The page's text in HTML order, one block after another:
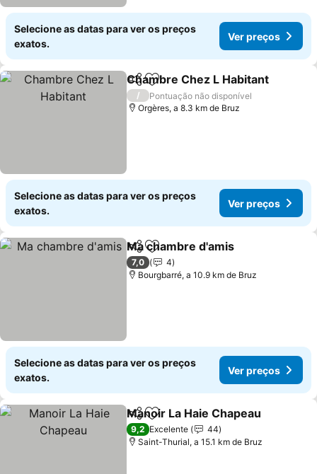
Selecione as datas para ver os preços
exatos.
Ver preços
PartilharAdicionar aos favoritos
Chambre Chez L Habitant
/
Pontuação não disponível
Orgères, a 8.3 km de Bruz
Selecione as datas para ver os preços
exatos.
Ver preços
PartilharAdicionar aos favoritos
Ma chambre d'amis
7,0
4
Bourgbarré, a 10.9 km de Bruz
Selecione as datas para ver os preços
exatos.
Ver preços
PartilharAdicionar aos favoritos
Manoir La Haie Chapeau
9,2 Excelente
44
Saint-Thurial, a 15.1 km de Bruz